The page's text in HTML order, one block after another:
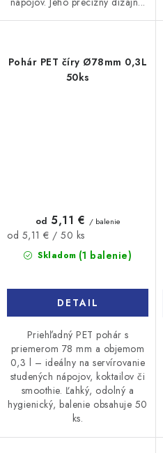
Pohár PET číry Ø78mm 0,3L
50ks
Skladom (1 balenie)
od 5,11 € / balenie
Jednotková
cena:
od 5,11 € / 50 ks
DETAIL
Priehľadný PET pohár s
priemerom 78 mm a objemom
0,3 l – ideálny na servírovanie
studených nápojov, koktailov či
smoothie. Ľahký, odolný a
hygienický, balenie obsahuje 50
ks.